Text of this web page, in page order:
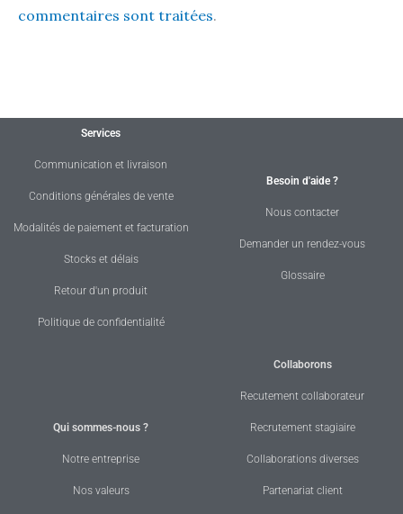
commentaires sont traitées.
Services
Communication et livraison
Conditions générales de vente
Modalités de paiement et facturation
Stocks et délais
Retour d'un produit
Politique de confidentialité
Besoin d'aide ?
Nous contacter
Demander un rendez-vous
Glossaire
Qui sommes-nous ?
Notre entreprise
Nos valeurs
Collaborons
Recutement collaborateur
Recrutement stagiaire
Collaborations diverses
Partenariat client